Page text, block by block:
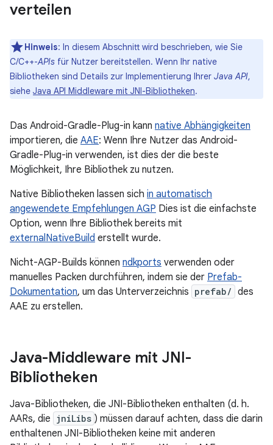
verteilen
Hinweis: In diesem Abschnitt wird beschrieben, wie Sie
C/C++-APIs für Nutzer bereitstellen. Wenn Ihr native
Bibliotheken sind Details zur Implementierung Ihrer Java API,
siehe Java API Middleware mit JNI-Bibliotheken.
Das Android-Gradle-Plug-in kann native Abhängigkeiten
importieren, die AAE: Wenn Ihre Nutzer das Android-
Gradle-Plug-in verwenden, ist dies der die beste
Möglichkeit, Ihre Bibliothek zu nutzen.
Native Bibliotheken lassen sich in automatisch
angewendete Empfehlungen AGP Dies ist die einfachste
Option, wenn Ihre Bibliothek bereits mit
externalNativeBuild erstellt wurde.
Nicht-AGP-Builds können ndkports verwenden oder
manuelles Packen durchführen, indem sie der Prefab-
Dokumentation, um das Unterverzeichnis prefab/ des
AAE zu erstellen.
Java-Middleware mit JNI-
Bibliotheken
Java-Bibliotheken, die JNI-Bibliotheken enthalten (d. h.
AARs, die jniLibs ) müssen darauf achten, dass die darin
enthaltenen JNI-Bibliotheken keine mit anderen